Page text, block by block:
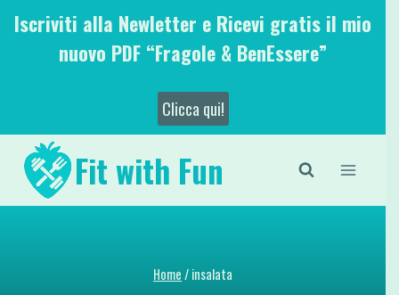
SaltaIscriviti alla Newletter e Ricevi gratis il mio
nuovo PDF “Fragole & BenEssere”
Clicca qui!
Fit with Fun
Home/insalata